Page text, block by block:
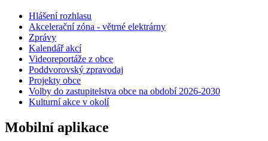
Hlášení rozhlasu
Akcelerační zóna - větrné elektrárny
Zprávy
Kalendář akcí
Videoreportáže z obce
Poddvorovský zpravodaj
Projekty obce
Volby do zastupitelstva obce na období 2026-2030
Kulturní akce v okolí
Mobilní aplikace